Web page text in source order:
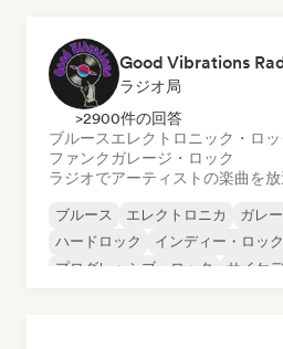
Good Vibrations
ラジオ局
>2900件の回答
ブルースエレクトロニック・ロッ
ファンクガレージ・ロック
ラジオでアーティストの楽曲を放
ブルース エレクトロニカ
ガレ
ハードロック
インディー・ロック
プログレッシブ・ロック
サイケ